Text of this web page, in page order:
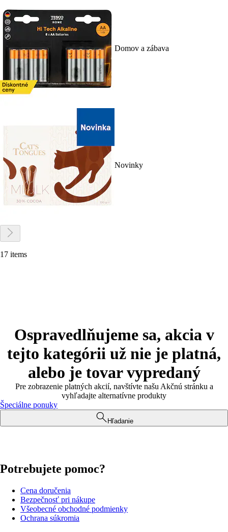
Domov a zábava
Novinky
17 items
Ospravedlňujeme sa, akcia v
tejto kategórii už nie je platná,
alebo je tovar vypredaný
Pre zobrazenie platných akcií, navštívte našu Akčnú stránku a
vyhľadajte alternatívne produkty
Špeciálne ponuky
Hľadanie
Potrebujete pomoc?
Cena doručenia
Bezpečnosť pri nákupe
Všeobecné obchodné podmienky
Ochrana súkromia